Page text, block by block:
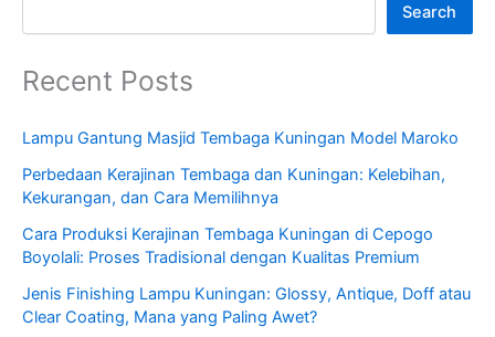
Search
Recent Posts
Lampu Gantung Masjid Tembaga Kuningan Model Maroko
Perbedaan Kerajinan Tembaga dan Kuningan: Kelebihan,
Kekurangan, dan Cara Memilihnya
Cara Produksi Kerajinan Tembaga Kuningan di Cepogo
Boyolali: Proses Tradisional dengan Kualitas Premium
Jenis Finishing Lampu Kuningan: Glossy, Antique, Doff atau
Clear Coating, Mana yang Paling Awet?